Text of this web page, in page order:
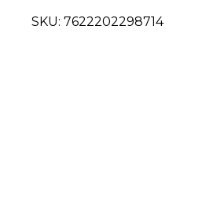
SKU: 7622202298714